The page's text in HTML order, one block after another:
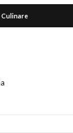
Culinare